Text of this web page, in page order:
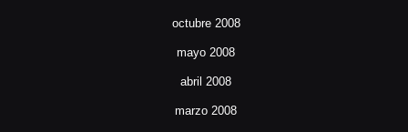
octubre 2008
mayo 2008
abril 2008
marzo 2008